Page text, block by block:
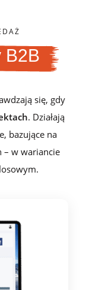
B2B
się, gdy
. Działają
bazujące na
– w wariancie